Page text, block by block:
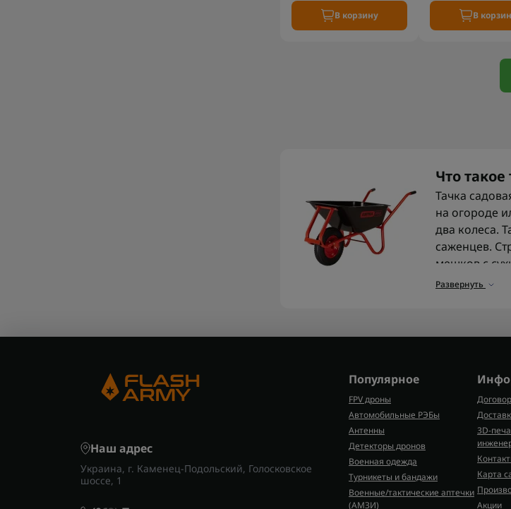
В корзину В
Что такое
Тачка
на огороде
два колеса.
саженцев.
мешков с
Для чего
уменьшить
или
Какие
Тачка
инструмент
понадобятся
Развернуть
Наш адрес
Украина, г. Каменец-Подольский, Голосковское
шоссе, 1
Популярное
FPV дроны
Автомобильные РЭБы
Антенны
Детекторы дронов
Военная одежда
Турникеты и бандажи
Военные/тактические аптечки
(AMЗИ)
3D-
Карта
Акции